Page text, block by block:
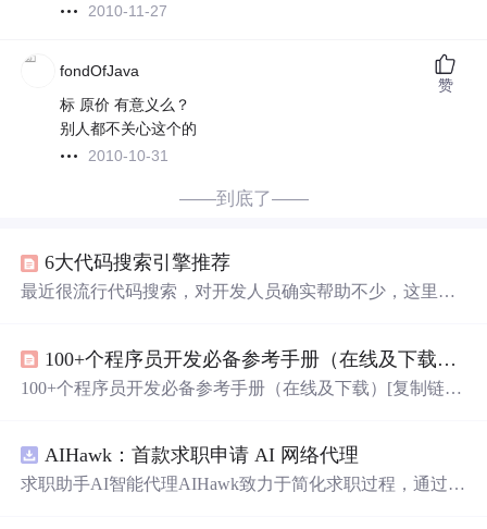
2010-11-27
fondOfJava
标 原价 有意义么？
别人都不关心这个的
2010-10-31
赞
——到底了——
6大代码搜索引擎推荐
最近很流行代码搜索，对开发人员确实帮助不少，这里做
i.com/] 支持包括HTML, CSS, CSS2,Java script, ActionSc...100+个程序员开发必备参考手册（在线及下载） [复制链接]
100+个程序员开发必备参考手册（在线及下载）[复制链
倒序阅读使用道具楼主发表于: 2012-11-22 本部分设定...
AIHawk：首款求职申请 AI 网络代理
求职助手AI智能代理AIHawk致力于简化求职过程，通过自